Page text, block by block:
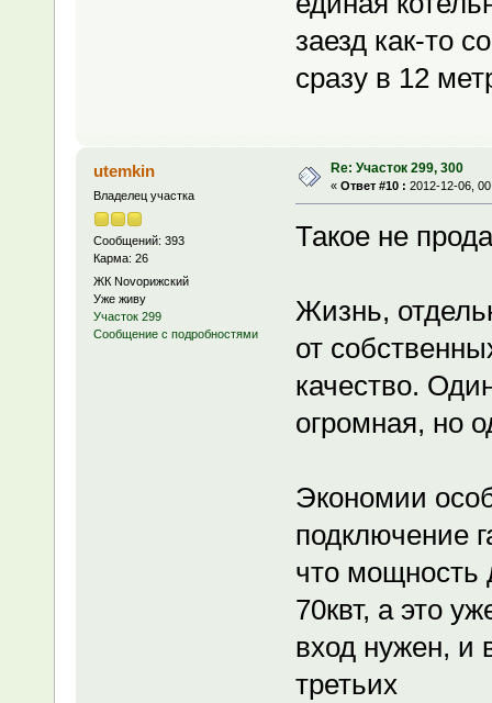
заезд как-то
сразу в 12
utemkin
Владелец участка
Сообщений: 393
Карма: 26
ЖК Novoрижский
Уже живу
Участок 299
Сообщение с подробностями
Re: Участок 299, 300
« Ответ #10 : 2012-12-06,
Такое не
Жизнь,
от
качество.
огромная, но
Экономии
подключение
что мощность
70квт, а это
вход нужен, и
третьих